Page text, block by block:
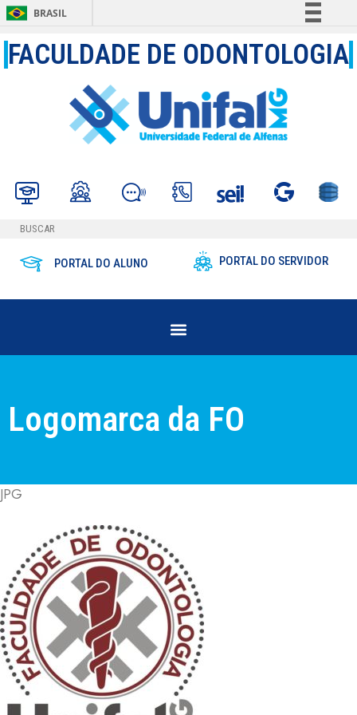
BRASIL
Comunica BR
Acesso à informação
Legislação
FACULDADE DE ODONTOLOGIA
PORTAL DO ALUNO PORTAL DO SERVIDOR
Logomarca da FO
JPG